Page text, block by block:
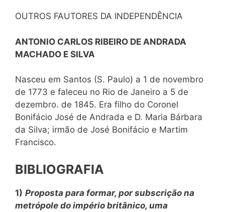
OUTROS FAUTORES DA INDEPENDÊNCIA
ANTONIO CARLOS RIBEIRO DE ANDRADA
MACHADO E SILVA
Nasceu em Santos (S. Paulo) a 1 de novembro
de 1773 e faleceu no Rio de Janeiro a 5 de
dezembro. de 1845. Era filho do Coronel
Bonifácio José de Andrada e D. Maria Bárbara
da Silva; irmão de José Bonifácio e Martim
Francisco.
BIBLIOGRAFIA
1) Proposta para formar, por subscrição na
metrópole do império britânico, uma